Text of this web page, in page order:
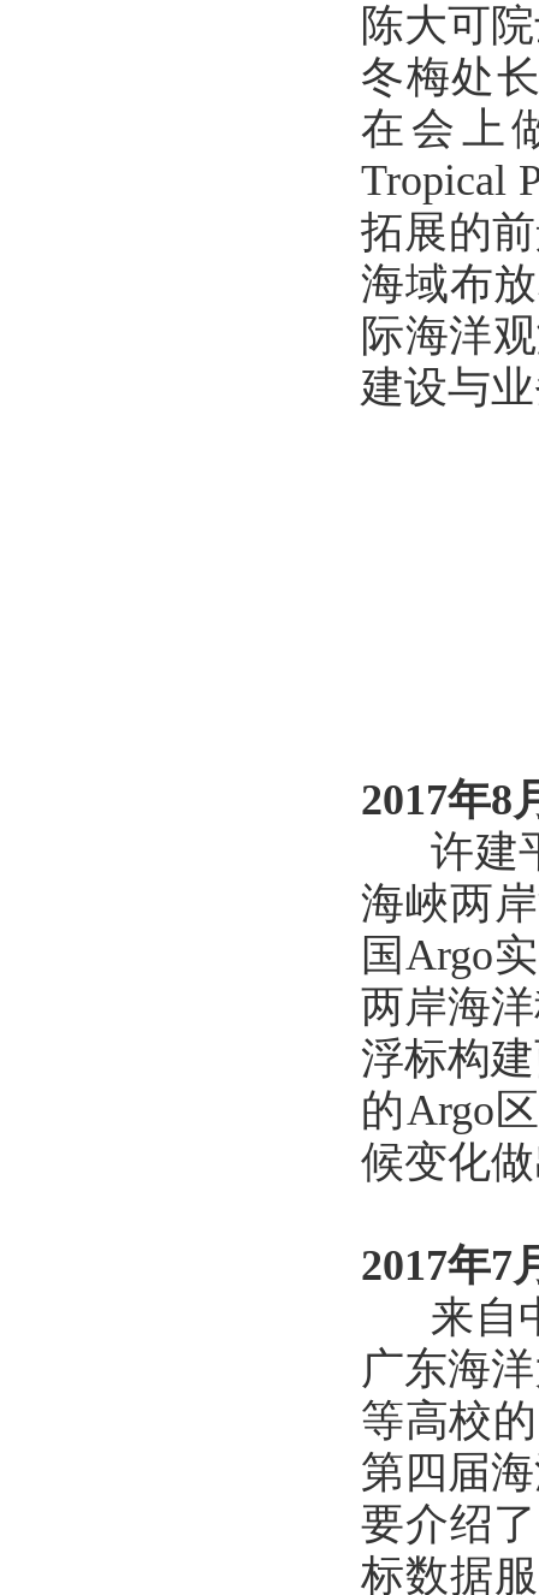
陈大可
冬梅处
在会上
Tropical
拓展的
海域布
际海洋
建设与
2017年8
许建平
海峽两
国Argo
两岸海
浮标构
的Argo
候变化
2017年7
来自中
广东海
等高校
第四届
要介绍
标数据